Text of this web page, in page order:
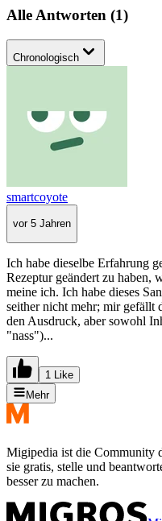
Alle Antworten (1)
Chronologisch
smartcoyote
vor 5 Jahren
Ich habe dieselbe Erfahrung
Rezeptur geändert zu haben,
meine ich. Ich habe dieses
seither nicht mehr; mir gefällt
den Ausdruck, aber sowohl
"nass")...
1 Like
Mehr
Migipedia ist die Community
sie gratis, stelle und
besser zu machen.